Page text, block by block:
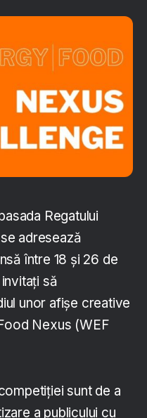
Regatului
adresează
între 18 și 26 de
să
unor afișe creative
Nexus (WEF
sunt de a
a publicului cu